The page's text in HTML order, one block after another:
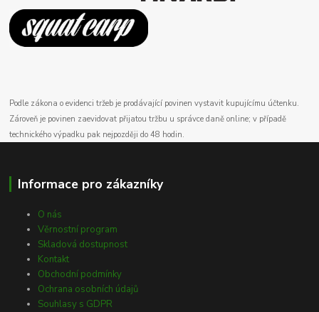
Podle zákona o evidenci tržeb je prodávající povinen vystavit kupujícímu účtenku.
Zároveň je povinen zaevidovat přijatou tržbu u správce daně online; v případě
technického výpadku pak nejpozději do 48 hodin.
Informace pro zákazníky
O nás
Věrnostní program
Skladová dostupnost
Kontakt
Obchodní podmínky
Ochrana osobních údajů
Souhlasy s GDPR